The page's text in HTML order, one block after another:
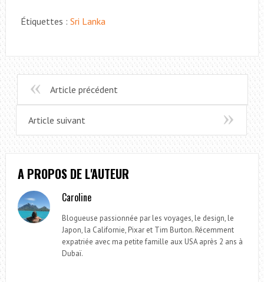
Étiquettes : Sri Lanka
Article précédent
Article suivant
A PROPOS DE L'AUTEUR
Caroline
Blogueuse passionnée par les voyages, le design, le
Japon, la Californie, Pixar et Tim Burton. Récemment
expatriée avec ma petite famille aux USA après 2 ans à
Dubaï.